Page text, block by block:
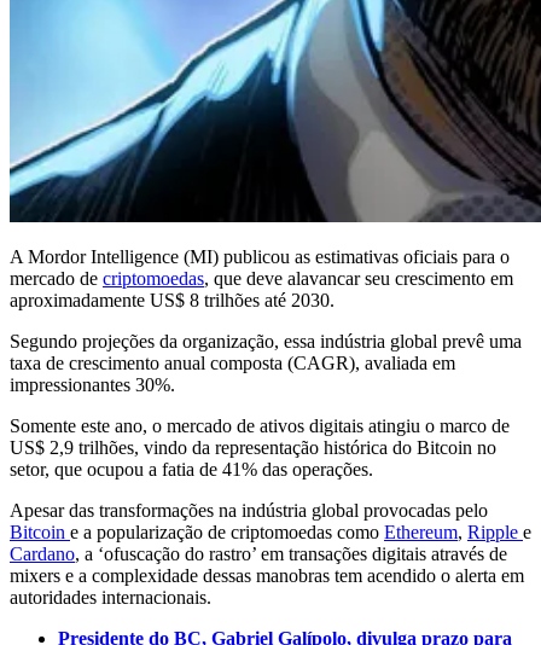
A Mordor Intelligence (MI) publicou as estimativas oficiais para o
mercado de criptomoedas, que deve alavancar seu crescimento em
aproximadamente US$ 8 trilhões até 2030.
Segundo projeções da organização, essa indústria global prevê uma
taxa de crescimento anual composta (CAGR), avaliada em
impressionantes 30%.
Somente este ano, o mercado de ativos digitais atingiu o marco de
US$ 2,9 trilhões, vindo da representação histórica do Bitcoin no
setor, que ocupou a fatia de 41% das operações.
Apesar das transformações na indústria global provocadas pelo
Bitcoin e a popularização de criptomoedas como Ethereum, Ripple e
Cardano, a ‘ofuscação do rastro’ em transações digitais através de
mixers e a complexidade dessas manobras tem acendido o alerta em
autoridades internacionais.
Presidente do BC, Gabriel Galípolo, divulga prazo para